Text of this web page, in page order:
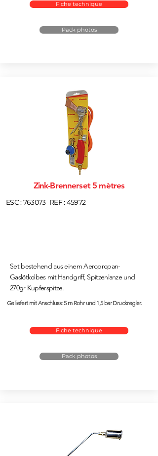
Fiche technique
Pack photos
Zink-Brennerset 5 mètres
ESC : 763073 REF : 45972
Set bestehend aus einem Aeropropan-
Gaslötkolbes mit Handgriff, Spitzenlanze und
270gr Kupferspitze.
Geliefert mit Anschluss: 5 m Rohr und 1,5 bar Druckregler.
Fiche technique
Pack photos